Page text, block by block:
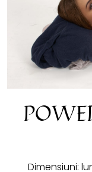
Dimensiuni: